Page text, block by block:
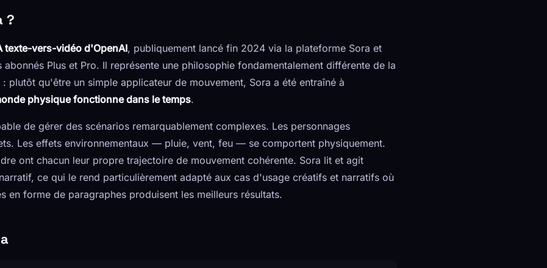
?
texte-vers-vidéo d'OpenAI, publiquement lancé fin 2024 via la plateforme Sora et
abonnés Plus et Pro. Il représente une philosophie fondamentalement différente de la
plutôt qu'être un simple applicateur de mouvement, Sora a été entraîné à
physique fonctionne dans le temps.
de gérer des scénarios remarquablement complexes. Les personnages
Les effets environnementaux — pluie, vent, feu — se comportent physiquement.
ont chacun leur propre trajectoire de mouvement cohérente. Sora lit et agit
ce qui le rend particulièrement adapté aux cas d'usage créatifs et narratifs où
en forme de paragraphes produisent les meilleurs résultats.